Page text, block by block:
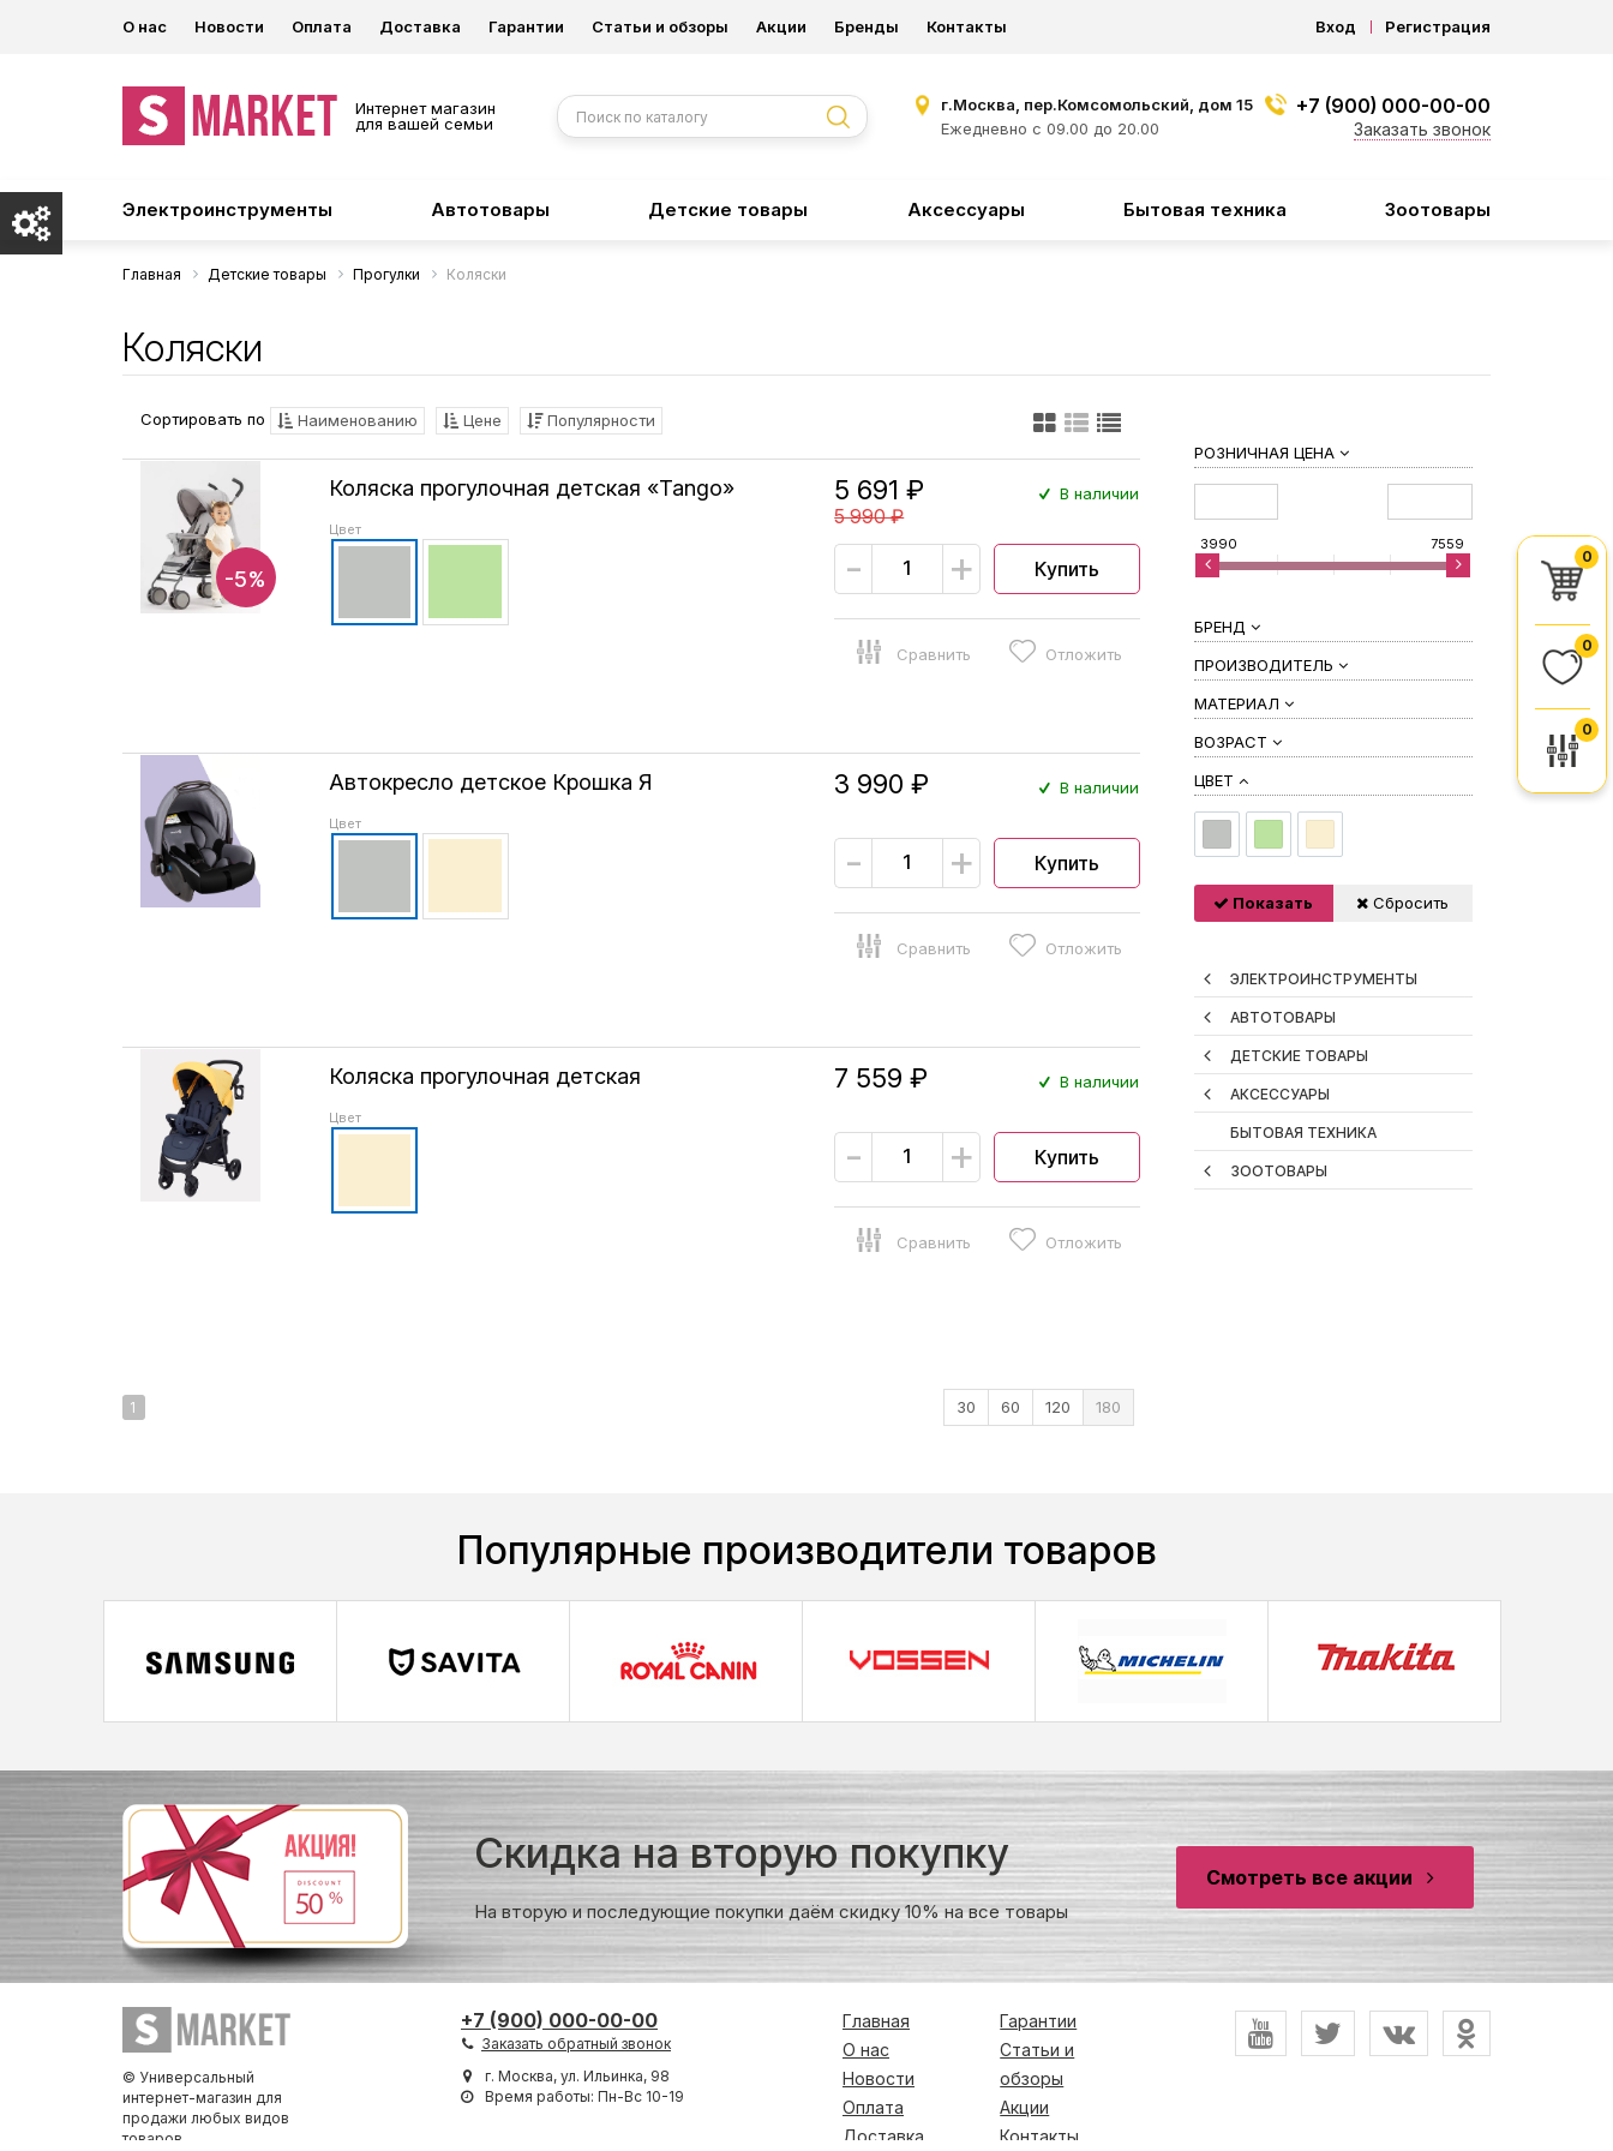
О нас Новости Оплата Доставка Гарантии Статьи и обзоры Акции Бренды Контакты Вход Регистрация
Интернет магазин
для вашей семьи
г.Москва, пер.Комсомольский, дом 15
Ежедневно с 09.00 до 20.00
+7 (900) 000-00-00
Заказать звонок
Электроинструменты Автотовары Детские товары Аксессуары Бытовая техника Зоотовары
Главная Детские товары Прогулки Коляски
Коляски
РОЗНИЧНАЯ ЦЕНА
3990 7559
БРЕНД
ПРОИЗВОДИТЕЛЬ
МАТЕРИАЛ
ВОЗРАСТ
ЦВЕТ
Показать Сбросить
ЭЛЕКТРОИНСТРУМЕНТЫ
АВТОТОВАРЫ
ДЕТСКИЕ ТОВАРЫ
АКСЕССУАРЫ
БЫТОВАЯ ТЕХНИКА
ЗООТОВАРЫ
Сортировать по Наименованию Цене Популярности
-5%
Коляска прогулочная детская «Tango»
Цвет
5 691 ₽
5 990 ₽
В наличии
- + Купить
Сравнить Отложить
Автокресло детское Крошка Я
Цвет
3 990 ₽ В наличии
- + Купить
Сравнить Отложить
Коляска прогулочная детская
Цвет
7 559 ₽ В наличии
- + Купить
Сравнить Отложить
1 30 60 120 180
Популярные производители товаров
Скидка на вторую покупку
На вторую и последующие покупки даём скидку 10% на все товары
Смотреть все акции
© Универсальный
интернет-магазин для
продажи любых видов
товаров
+7 (900) 000-00-00
Заказать обратный звонок
г. Москва, ул. Ильинка, 98
Время работы: Пн-Вс 10-19
Главная
О нас
Новости
Оплата
Доставка
Гарантии
Статьи и
обзоры
Акции
Контакты
0
0
0